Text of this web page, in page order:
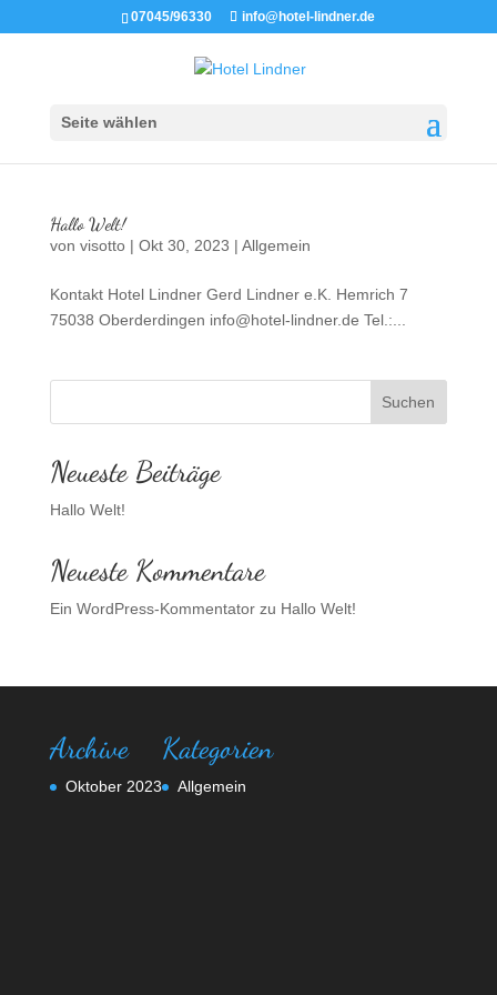
07045/96330 info@hotel-lindner.de
Seite wählen
Hallo Welt!
von visotto| Okt 30, 2023 | Allgemein
Kontakt Hotel Lindner Gerd Lindner e.K. Hemrich 7
75038 Oberderdingen info@hotel-lindner.de Tel.:...
Suchen
Neueste Beiträge
Hallo Welt!
Neueste Kommentare
Ein WordPress-Kommentatorzu Hallo Welt!
Archive
Oktober 2023
Kategorien
Allgemein